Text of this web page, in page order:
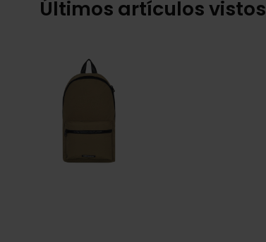
Últimos artículos vistos